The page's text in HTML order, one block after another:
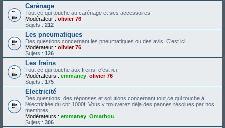
Carénage
Tout ce qui touche au carénage et ses accessoires.
Modérateur : olivier 76
Sujets : 212
Les pneumatiques
Des questions concernant les pneumatiques ou des avis. C’est ici.
Modérateur : olivier 76
Sujets : 126
Les freins
Tout ce qui touche aux freins, c'est ici
Modérateurs : emmaney olivier 76
Sujets : 175
Electricité
Des questions, des réponses et solutions concernant tout ce qui touche à
l'électricitée du cbr 1000f. Vous y trouverez déja des pannes résolues par nos
membres.
Modérateurs : emmaney Omathou
Sujets : 306